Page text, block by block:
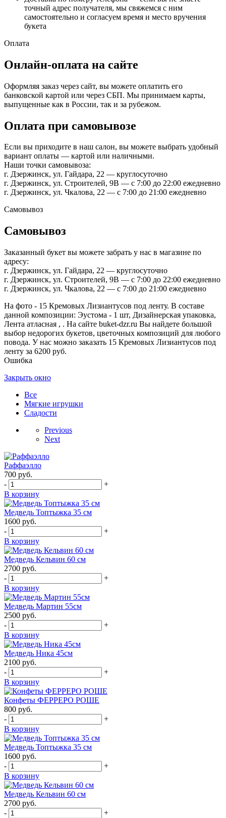
точный адрес получателя, мы свяжемся с ним
самостоятельно и согласуем время и место вручения
букета
Оплата
Онлайн-оплата на сайте
Оформляя заказ через сайт, вы можете оплатить его
банковской картой или через СБП. Мы принимаем карты,
выпущенные как в России, так и за рубежом.
Оплата при самовывозе
Если вы приходите в наш салон, вы можете выбрать удобный
вариант оплаты — картой или наличными.
Наши точки самовывоза:
г. Дзержинск, ул. Гайдара, 22 — круглосуточно
г. Дзержинск, ул. Строителей, 9В — с 7:00 до 22:00 ежедневно
г. Дзержинск, ул. Чкалова, 22 — с 7:00 до 21:00 ежедневно
Самовывоз
Самовывоз
Заказанный букет вы можете забрать у нас в магазине по
адресу:
г. Дзержинск, ул. Гайдара, 22 — круглосуточно
г. Дзержинск, ул. Строителей, 9В — с 7:00 до 22:00 ежедневно
г. Дзержинск, ул. Чкалова, 22 — с 7:00 до 21:00 ежедневно
На фото - 15 Кремовых Лизиантусов под ленту. В составе
данной композиции: Эустома - 1 шт, Дизайнерская упаковка,
Лента атласная , . На сайте buket-dzr.ru Вы найдете большой
выбор недорогих букетов, цветочных композиций для любого
повода. У нас можно заказать 15 Кремовых Лизиантусов под
ленту за 6200 руб.
Ошибка
Закрыть окно
Все
Мягкие игрушки
Сладости
Previous
Next
Раффаэлло
700 руб.
-
+
В корзину
Медведь Топтыжка 35 см
1600 руб.
-
+
В корзину
Медведь Кельвин 60 см
2700 руб.
-
+
В корзину
Медведь Мартин 55см
2500 руб.
-
+
В корзину
Медведь Ника 45см
2100 руб.
-
+
В корзину
Конфеты ФЕРРЕРО РОШЕ
800 руб.
-
+
В корзину
Медведь Топтыжка 35 см
1600 руб.
-
+
В корзину
Медведь Кельвин 60 см
2700 руб.
-
+